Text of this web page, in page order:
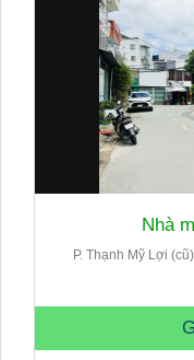
Nhà
P. Thạnh Mỹ Lợi